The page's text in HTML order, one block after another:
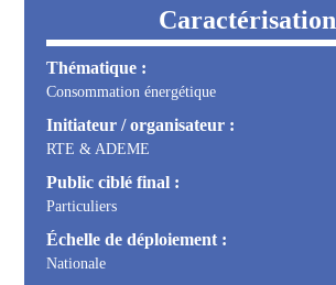
Caractérisation
Thématique :
Consommation énergétique
Initiateur / organisateur :
RTE & ADEME
Public ciblé final :
Particuliers
Échelle de déploiement :
Nationale